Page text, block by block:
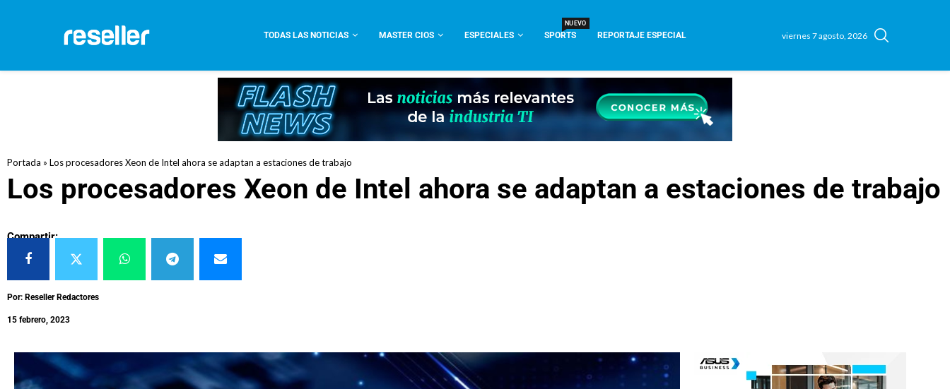
TODAS LAS NOTICIAS MASTER CIOS ESPECIALES SPORTS
NUEVO
REPORTAJE ESPECIAL viernes 7 agosto, 2026
Portada » Los procesadores Xeon de Intel ahora se adaptan a estaciones de trabajo
Los procesadores Xeon de Intel ahora se adaptan a estaciones de trabajo
Compartir:
Por: Reseller Redactores
15 febrero, 2023